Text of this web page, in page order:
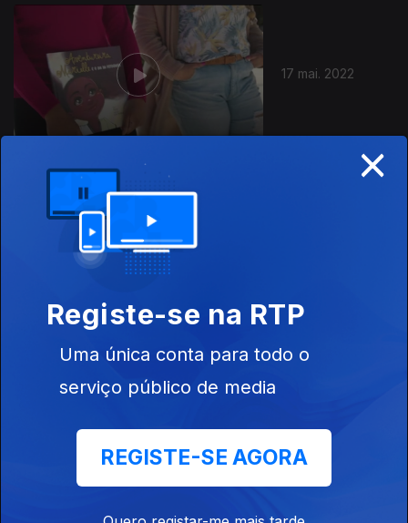
17 mai. 2022
×
Registe-se na RTP
Uma única conta para todo o
serviço público de media
REGISTE-SE AGORA